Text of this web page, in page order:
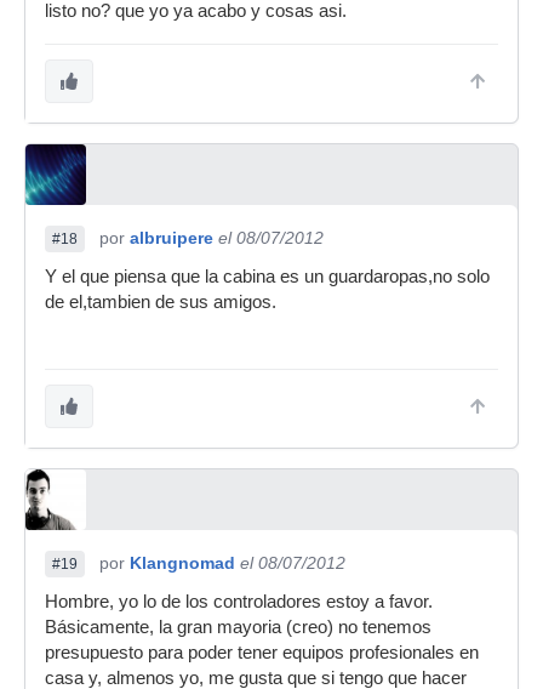
listo no? que yo ya acabo y cosas asi.
#18 por albruipere el 08/07/2012
Y el que piensa que la cabina es un guardaropas,no solo
de el,tambien de sus amigos.
#19 por Klangnomad el 08/07/2012
Hombre, yo lo de los controladores estoy a favor.
Básicamente, la gran mayoria (creo) no tenemos
presupuesto para poder tener equipos profesionales en
casa y, almenos yo, me gusta que si tengo que hacer